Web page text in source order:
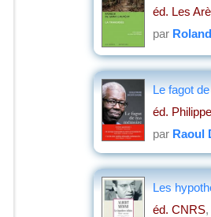
éd. Les
par
Le fagot
éd.
par Raoul
Les
éd. CNRS